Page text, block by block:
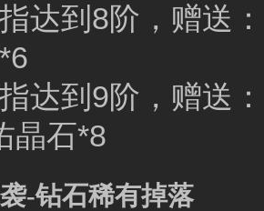
达到8阶，赠送
达到9阶，赠送
晶石*8
-钻石稀有掉落